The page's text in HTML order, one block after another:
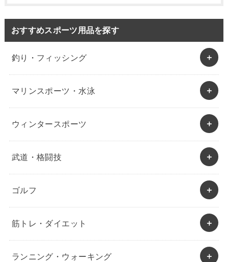
おすすめスポーツ用品を探す
釣り・フィッシング
マリンスポーツ・水泳
ウィンタースポーツ
武道・格闘技
ゴルフ
筋トレ・ダイエット
ランニング・ウォーキング